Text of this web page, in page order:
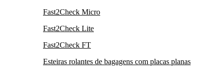
Fast2Check Micro
Fast2Check Lite
Fast2Check FT
Esteiras rolantes de bagagens com placas planas